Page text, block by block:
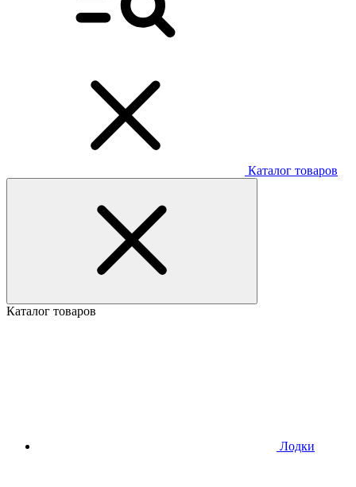
Каталог товаров
Каталог товаров
Лодки